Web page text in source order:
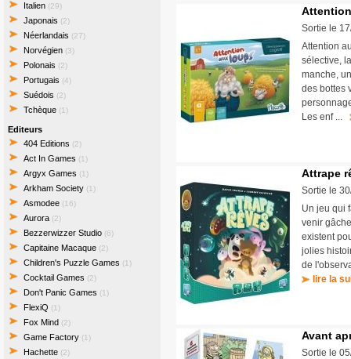
Italien (29)
Japonais (2)
Néerlandais (27)
Norvégien (3)
Polonais (2)
Portugais (4)
Suédois (2)
Tchèque (1)
Editeurs
404 Editions (2)
Act In Games (1)
Argyx Games (1)
Arkham Society (1)
Asmodee (16)
Aurora (2)
Bezzerwizzer Studio (6)
Capitaine Macaque (2)
Children's Puzzle Games (1)
Cocktail Games (2)
Don't Panic Games (1)
FlexiQ (1)
Fox Mind (2)
Game Factory (1)
Hachette (2)
Sortie le
Attention
sélective,
manche,
des bottes
Les enf ...
Attrape
Sortie le
Un jeu qui
venir
existent
jolies
de
lire la
Avant
Sortie le